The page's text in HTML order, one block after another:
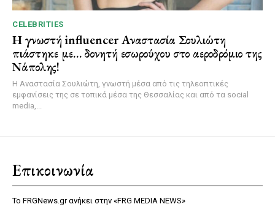
CELEBRITIES
Η γνωστή influencer Αναστασία Σουλιώτη
πιάστηκε με… δονητή εσωρούχου στο αεροδρόμιο της
Νάπολης!
Η Αναστασία Σουλιώτη, γνωστή μέσα από τις τηλεοπτικές
εμφανίσεις της σε τοπικά μέσα της Θεσσαλίας και από τα social
media,...
Επικοινωνία
Το FRGNews.gr ανήκει στην «FRG MEDIA NEWS»